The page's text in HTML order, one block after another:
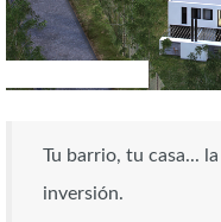
Tu barrio, tu casa...
inversión.